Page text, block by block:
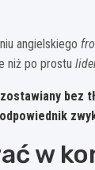
angielskiego
niż po prostu
bez
w